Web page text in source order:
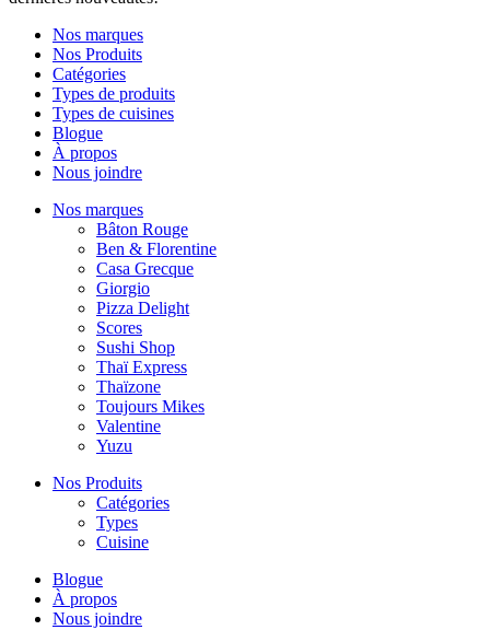
Nos marques
Nos Produits
Catégories
Types de produits
Types de cuisines
Blogue
À propos
Nous joindre
Nos marques
Bâton Rouge
Ben & Florentine
Casa Grecque
Giorgio
Pizza Delight
Scores
Sushi Shop
Thaï Express
Thaïzone
Toujours Mikes
Valentine
Yuzu
Nos Produits
Catégories
Types
Cuisine
Blogue
À propos
Nous joindre